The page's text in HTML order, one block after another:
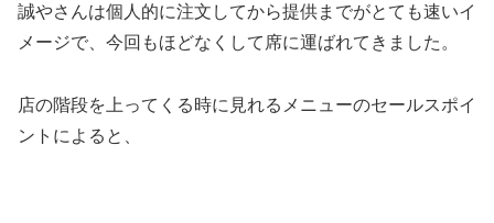
誠やさんは個人的に注文してから提供までがとても速いイ
メージで、今回もほどなくして席に運ばれてきました。
店の階段を上ってくる時に見れるメニューのセールスポイ
ントによると、